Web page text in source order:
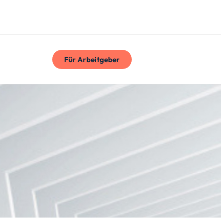
Für Arbeitgeber